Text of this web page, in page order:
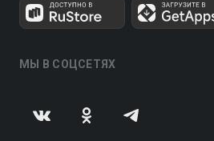
МЫ В СОЦСЕТЯХ